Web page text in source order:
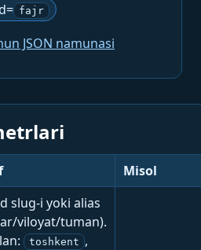
fajr
JSON namunasi
Misol
slug-i yoki alias
viloyat/tuman).
toshkent ,